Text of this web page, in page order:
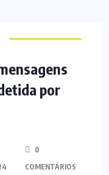
por
0
COMENTÁRIOS